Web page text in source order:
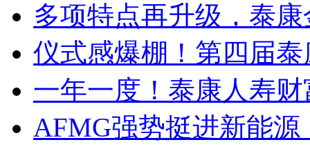
多项特点再升级，泰
仪式感爆棚！第四届
一年一度！泰康人寿
AFMG强势挺进新能源